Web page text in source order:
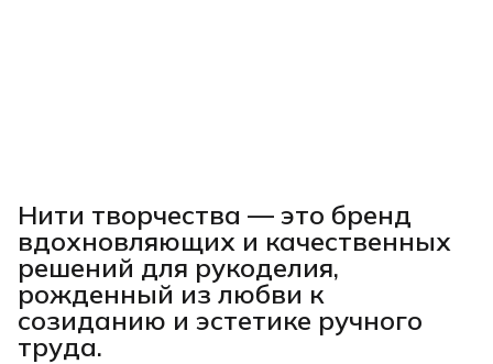
Нити творчества — это бренд
вдохновляющих и качественных
решений для рукоделия,
рожденный из любви к
созиданию и эстетике ручного
труда.